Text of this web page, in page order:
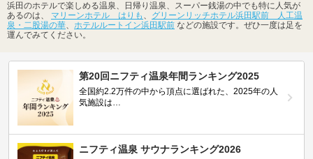
浜田のホテルで楽しめる温泉、日帰り温泉、スーパー銭湯の中でも特に人気が
あるのは、 マリーンホテル はりも 、 グリーンリッチホテル浜田駅前 人工温
泉・二股湯の華、 ホテルルートイン浜田駅前 などの施設です。ぜひ一度は足を
運んでみてください。
第20回ニフティ温泉年間ランキング2025
全国約2.2万件の中から頂点に選ばれた、2025年の人
気施設は…
ニフティ温泉 サウナランキング2026